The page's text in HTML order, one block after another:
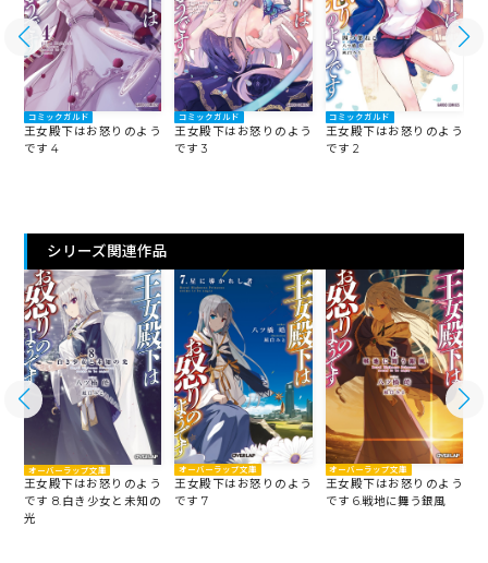
コミックガルド
王女殿下はお怒りのよう
です 4
コミックガルド
王女殿下はお怒りのよう
です 3
コミックガルド
王女殿下はお怒りのよう
です 2
シリーズ関連作品
オーバーラップ文庫
王女殿下はお怒りのよう
です 8.白き少女と未知の
光
オーバーラップ文庫
王女殿下はお怒りのよう
です 7
オーバーラップ文庫
王女殿下はお怒りのよう
です 6.戦地に舞う銀風